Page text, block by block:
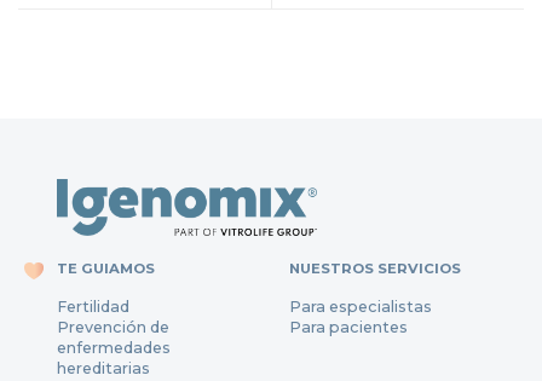
TE GUIAMOS
Fertilidad
Prevención de
enfermedades
hereditarias
NUESTROS SERVICIOS
Para especialistas
Para pacientes